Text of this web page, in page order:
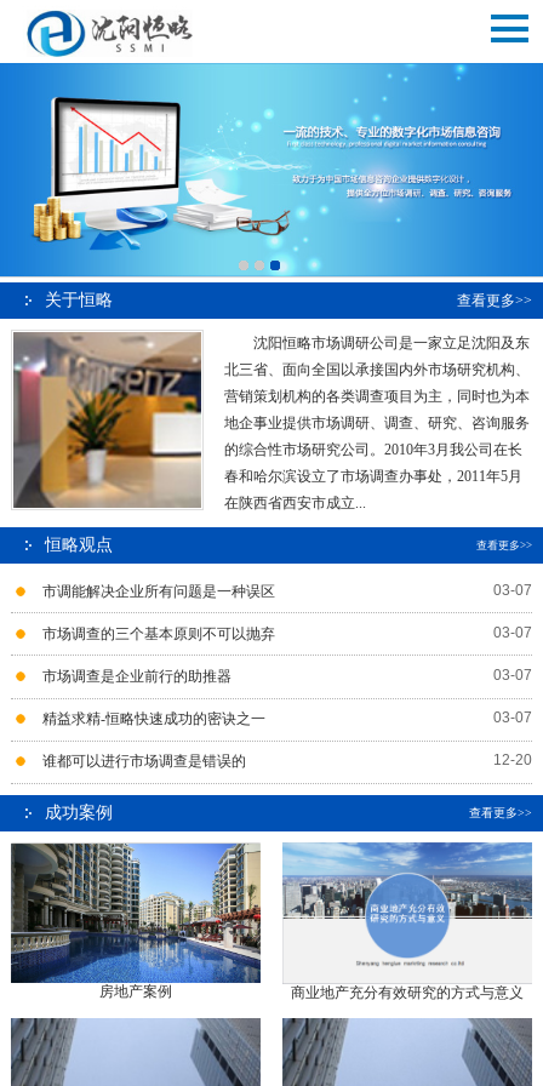
关于恒略 查看更多>>
沈阳恒略市场调研公司是一家立足沈阳及东
北三省、面向全国以承接国内外市场研究机构、
营销策划机构的各类调查项目为主，同时也为本
地企事业提供市场调研、调查、研究、咨询服务
的综合性市场研究公司。2010年3月我公司在长
春和哈尔滨设立了市场调查办事处，2011年5月
在陕西省西安市成立...
恒略观点 查看更多>>
03-07
市调能解决企业所有问题是一种误区
03-07
市场调查的三个基本原则不可以抛弃
03-07
市场调查是企业前行的助推器
03-07
精益求精-恒略快速成功的密诀之一
12-20
谁都可以进行市场调查是错误的
成功案例 查看更多>>
房地产案例 商业地产充分有效研究的方式与意义